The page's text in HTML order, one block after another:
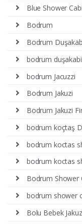
Blue Shower
Bodrum
Bodrum
bodrum
bodrum Jacuzzi
Bodrum Jakuzi
Bodrum Jakuzi
bodrum koçtaş
bodrum koctas
bodrum koctas
Bodrum Shower
bodrum shower
Bolu Bebek